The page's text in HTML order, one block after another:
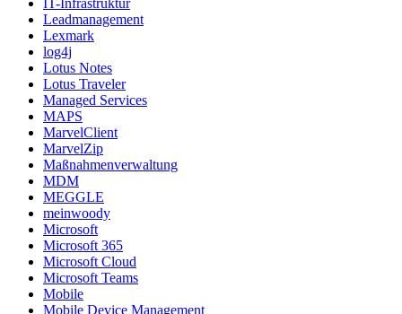
IT-Infrastruktur
Leadmanagement
Lexmark
log4j
Lotus Notes
Lotus Traveler
Managed Services
MAPS
MarvelClient
MarvelZip
Maßnahmenverwaltung
MDM
MEGGLE
meinwoody
Microsoft
Microsoft 365
Microsoft Cloud
Microsoft Teams
Mobile
Mobile Device Management